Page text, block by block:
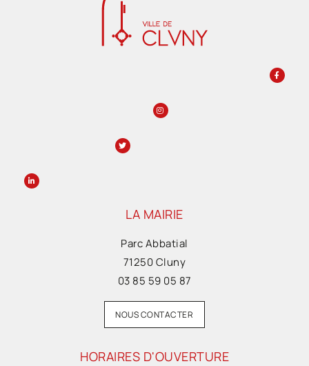
LA MAIRIE
Parc Abbatial
71250 Cluny
03 85 59 05 87
NOUS CONTACTER
HORAIRES D'OUVERTURE